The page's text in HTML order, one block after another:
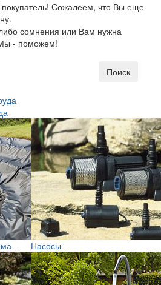
покупатель! Сожалеем, что Вы еще
сомнения или Вам нужна
- поможем!
Поиск
Насосы